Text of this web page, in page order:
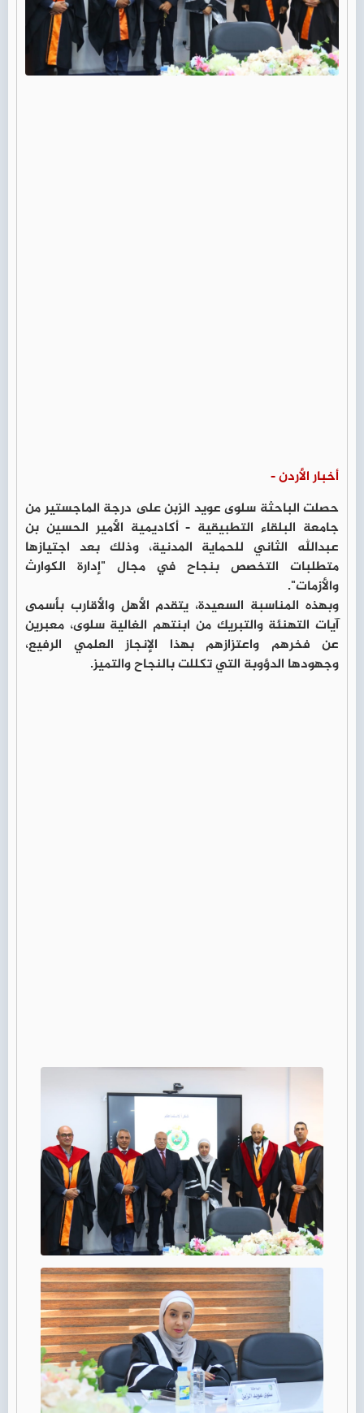
أخبار الأردن -
حصلت الباحثة سلوى عويد الزبن على درجة الماجستير من
جامعة البلقاء التطبيقية - أكاديمية الأمير الحسين بن
عبدالله الثاني للحماية المدنية، وذلك بعد اجتيازها
متطلبات التخصص بنجاح في مجال "إدارة الكوارث
والأزمات".
وبهذه المناسبة السعيدة، يتقدم الأهل والأقارب بأسمى
آيات التهنئة والتبريك من ابنتهم الغالية سلوى، معبرين
عن فخرهم واعتزازهم بهذا الإنجاز العلمي الرفيع،
وجهودها الدؤوبة التي تكللت بالنجاح والتميز.